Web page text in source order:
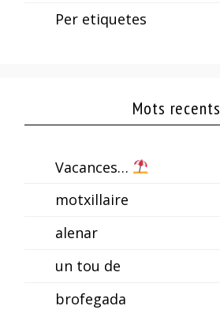
Per etiquetes
Mots recents
Vacances…
motxillaire
alenar
un tou de
brofegada